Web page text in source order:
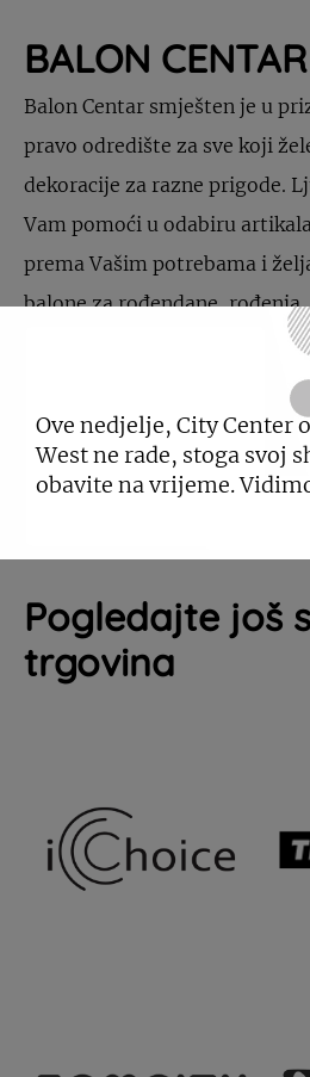
BALON CENTAR
Balon Centar smješten je u
pravo odredište za sve koji
dekoracije za razne prigode.
Vam pomoći u odabiru
prema Vašim potrebama i
balone za rođendane,
Balon Centru još možete
program za sve prigode od
sve do djevojačke/momačke
Pogledajte još
trgovina
Ove nedjelje, City Center
West ne rade, stoga svoj
obavite na vrijeme.